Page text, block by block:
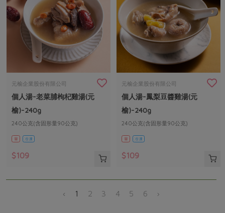
元榆企業股份有限公司
個人湯-老菜脯枸杞雞湯(元
榆)-240g
240公克(含固形量90公克)
葷 冷凍
$109
元榆企業股份有限公司
個人湯-鳳梨豆醬雞湯(元
榆)-240g
240公克(含固形量90公克)
葷 冷凍
$109
‹ 1 2 3 4 5 6 ›